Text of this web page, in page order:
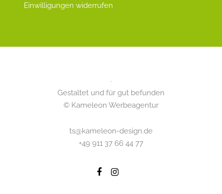
Einwilligungen widerrufen
Gestaltet und für gut befunden
© Kameleon Werbeagentur
ts@kameleon-design.de
+49 911 37 66 44 77